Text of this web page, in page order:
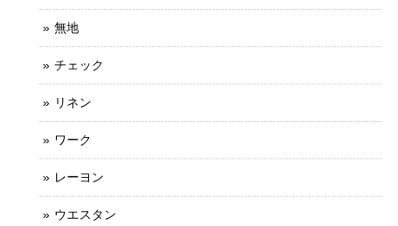
無地
チェック
リネン
ワーク
レーヨン
ウエスタン